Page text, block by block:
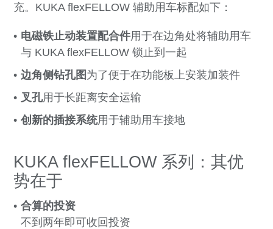
充。KUKA flexFELLOW 辅助用车标配如下：
电磁铁止动装置配合件用于在边角处将辅助用车
与 KUKA flexFELLOW 锁止到一起
边角侧钻孔图 为了便于在功能板上安装加装件
叉孔用于长距离安全运输
创新的插接系统用于辅助用车接地
KUKA flexFELLOW 系列：其优
势在于
合算的投资
不到两年即可收回投资